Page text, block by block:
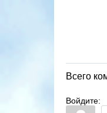
Всего
Войдите: